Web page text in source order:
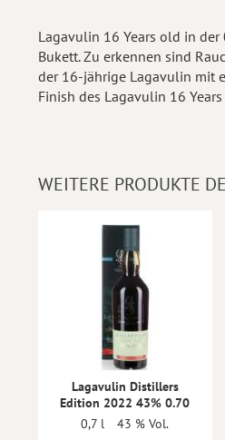
Lagavulin 16 Years old in
Bukett. Zu erkennen sind
der 16-jährige Lagavulin mit
Finish des Lagavulin 16
WEITERE PRODUKTE
Lagavulin Distillers
Edition 2022 43% 0.70
0,7 l
43 % Vol.